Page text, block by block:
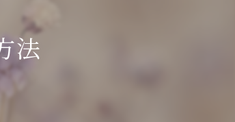
ップ法